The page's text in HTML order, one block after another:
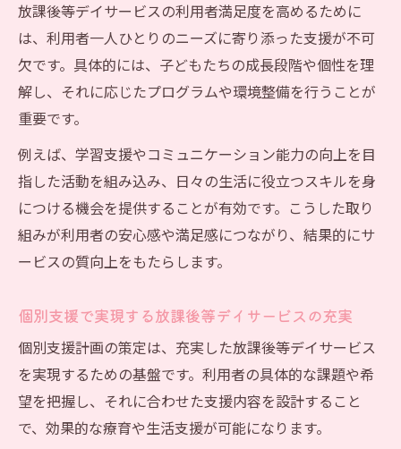
放課後等デイサービスの利用者満足度を高めるために
は、利用者一人ひとりのニーズに寄り添った支援が不可
欠です。具体的には、子どもたちの成長段階や個性を理
解し、それに応じたプログラムや環境整備を行うことが
重要です。
例えば、学習支援やコミュニケーション能力の向上を目
指した活動を組み込み、日々の生活に役立つスキルを身
につける機会を提供することが有効です。こうした取り
組みが利用者の安心感や満足感につながり、結果的にサ
ービスの質向上をもたらします。
個別支援で実現する放課後等デイサービスの充実
個別支援計画の策定は、充実した放課後等デイサービス
を実現するための基盤です。利用者の具体的な課題や希
望を把握し、それに合わせた支援内容を設計すること
で、効果的な療育や生活支援が可能になります。